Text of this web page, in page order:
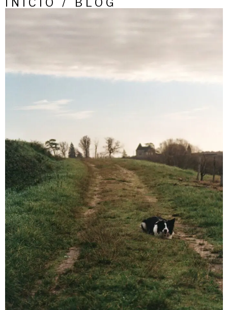
INICIO / BLOG